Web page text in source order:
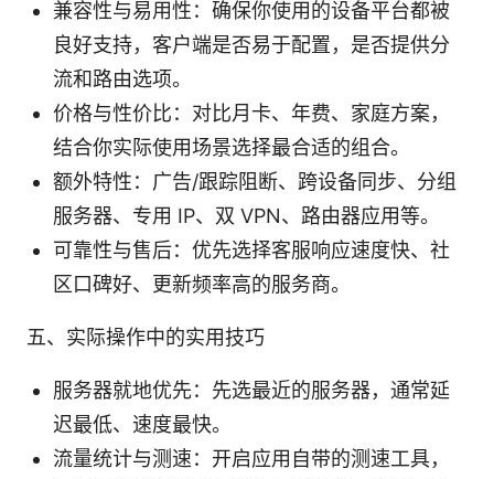
兼容性与易用性：确保你使用的设备平台都被
良好支持，客户端是否易于配置，是否提供分
流和路由选项。
价格与性价比：对比月卡、年费、家庭方案，
结合你实际使用场景选择最合适的组合。
额外特性：广告/跟踪阻断、跨设备同步、分组
服务器、专用 IP、双 VPN、路由器应用等。
可靠性与售后：优先选择客服响应速度快、社
区口碑好、更新频率高的服务商。
五、实际操作中的实用技巧
服务器就地优先：先选最近的服务器，通常延
迟最低、速度最快。
流量统计与测速：开启应用自带的测速工具，